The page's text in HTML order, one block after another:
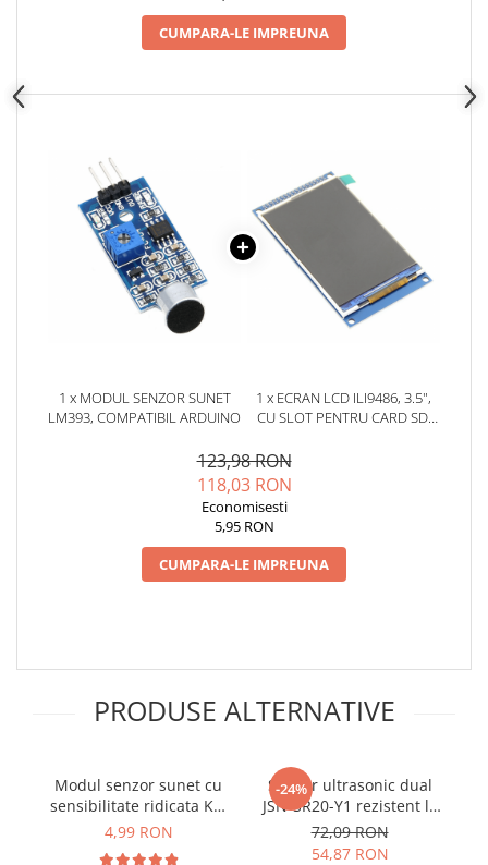
CUMPARA-LE IMPREUNA
1 x MODUL SENZOR SUNET
LM393, COMPATIBIL ARDUINO
1 x ECRAN LCD ILI9486, 3.5",
CU SLOT PENTRU CARD SD,
123,98 RON
118,03 RON
Economisesti
5,95 RON
CUMPARA-LE IMPREUNA
PRODUSE ALTERNATIVE
Modul senzor sunet cu
sensibilitate ridicata KY-
037
4,99 RON
-24%
Senzor ultrasonic dual
JSN-SR20-Y1 rezistent la
apa
72,09 RON
54,87 RON